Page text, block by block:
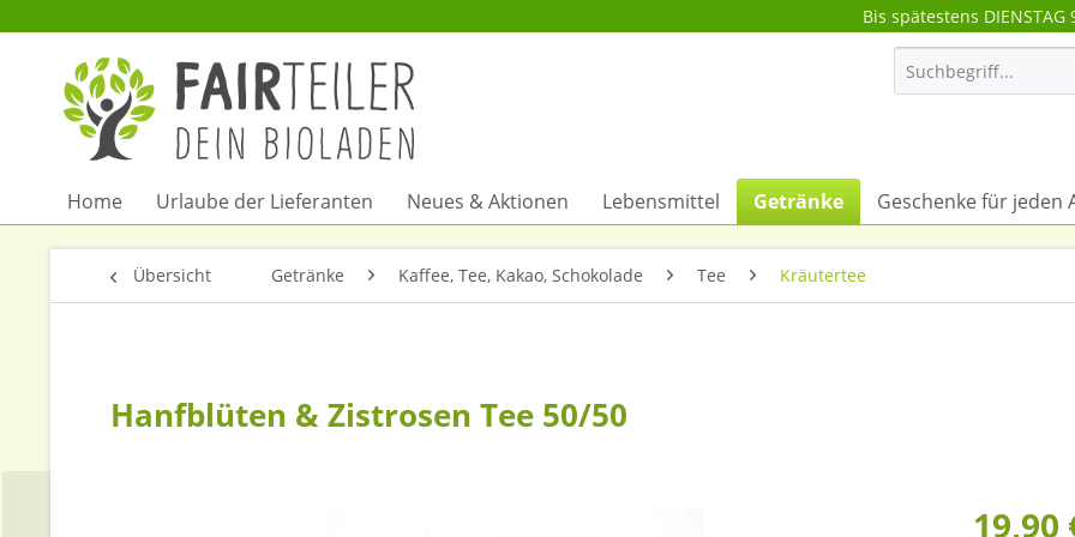
Bis spätestens
Home Urlaube der Lieferanten Neues & Aktionen Lebensmittel Getränke Geschenke für jeden
Übersicht Getränke Kaffee, Tee, Kakao, Schokolade Tee Kräutertee
Hanfblüten & Zistrosen Tee 50/50
19,90